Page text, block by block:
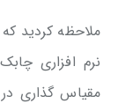
نرم افزاری
مقیاس گذاری